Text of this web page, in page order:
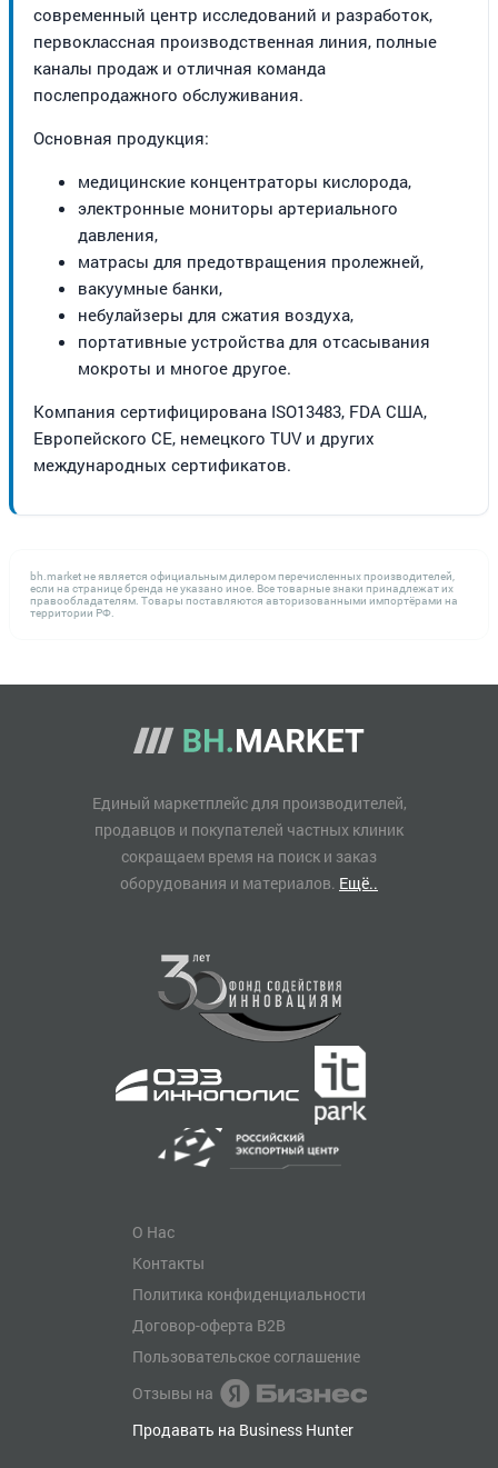
современный центр исследований и разработок,
первоклассная производственная линия, полные
каналы продаж и отличная команда
послепродажного обслуживания.
Основная продукция:
медицинские концентраторы кислорода,
электронные мониторы артериального
давления,
матрасы для предотвращения пролежней,
вакуумные банки,
небулайзеры для сжатия воздуха,
портативные устройства для отсасывания
мокроты и многое другое.
Компания сертифицирована ISO13483, FDA США,
Европейского CE, немецкого TUV и других
международных сертификатов.
bh.market не является официальным дилером перечисленных производителей,
если на странице бренда не указано иное. Все товарные знаки принадлежат их
правообладателям. Товары поставляются авторизованными импортёрами на
территории РФ.
Единый маркетплейс для производителей,
продавцов и покупателей частных клиник
сокращаем время на поиск и заказ
оборудования и материалов. Ещё..
О Нас
Контакты
Политика конфиденциальности
Договор-оферта B2B
Пользовательское соглашение
Отзывы на
Продавать на Business Hunter